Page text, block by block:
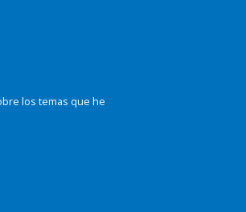
los temas que he